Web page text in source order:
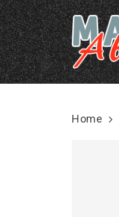
Skip
to
main
content
Home